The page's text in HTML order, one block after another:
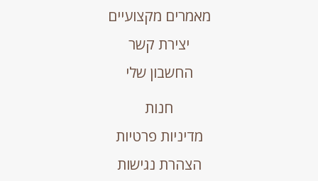
מאמרים מקצועיים
יצירת קשר
החשבון שלי
חנות
מדיניות פרטיות
הצהרת נגישות